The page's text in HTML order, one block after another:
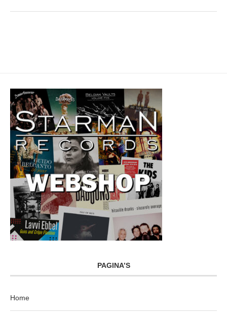
PAGINA’S
Home